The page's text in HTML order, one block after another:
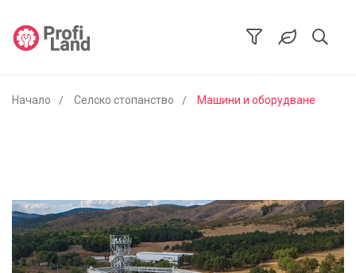
Начало Селско стопанство Машини и оборудване